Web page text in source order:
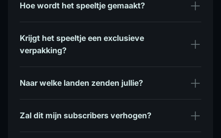
Hoe wordt het speeltje gemaakt?
Krijgt het speeltje een exclusieve
verpakking?
Naar welke landen zenden jullie?
Zal dit mijn subscribers verhogen?